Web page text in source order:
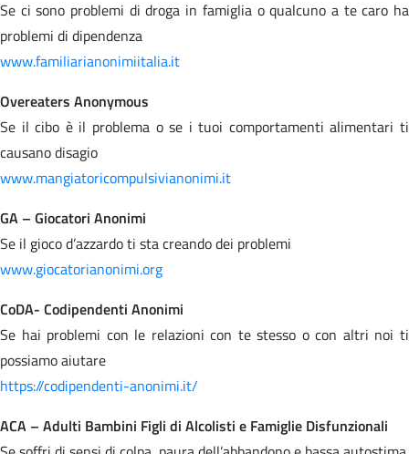
Se ci sono problemi di droga in famiglia o qualcuno a te caro ha
problemi di dipendenza
www.familiarianonimiitalia.it
Overeaters Anonymous
Se il cibo è il problema o se i tuoi comportamenti alimentari ti
causano disagio
www.mangiatoricompulsivianonimi.it
GA – Giocatori Anonimi
Se il gioco d’azzardo ti sta creando dei problemi
www.giocatorianonimi.org
CoDA- Codipendenti Anonimi
Se hai problemi con le relazioni con te stesso o con altri noi ti
possiamo aiutare
https://codipendenti-anonimi.it/
ACA – Adulti Bambini Figli di Alcolisti e Famiglie Disfunzionali